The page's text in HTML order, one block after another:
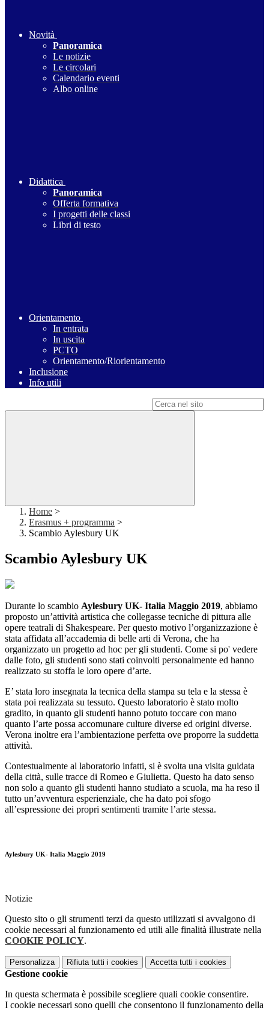
Novità
Panoramica
Le notizie
Le circolari
Calendario eventi
Albo online
Didattica
Panoramica
Offerta formativa
I progetti delle classi
Libri di testo
Orientamento
In entrata
In uscita
PCTO
Orientamento/Riorientamento
Inclusione
Info utili
Home >
Erasmus + programma >
Scambio Aylesbury UK
Scambio Aylesbury UK
Durante lo scambio Aylesbury UK- Italia Maggio 2019, abbiamo
proposto un’attività artistica che collegasse tecniche di pittura alle
opere teatrali di Shakespeare. Per questo motivo l’organizzazione è
stata affidata all’accademia di belle arti di Verona, che ha
organizzato un progetto ad hoc per gli studenti. Come si po' vedere
dalle foto, gli studenti sono stati coinvolti personalmente ed hanno
realizzato su stoffa le loro opere d’arte.
E’ stata loro insegnata la tecnica della stampa su tela e la stessa è
stata poi realizzata su tessuto. Questo laboratorio è stato molto
gradito, in quanto gli studenti hanno potuto toccare con mano
quanto l’arte possa accomunare culture diverse ed origini diverse.
Verona inoltre era l’ambientazione perfetta ove proporre la suddetta
attività.
Contestualmente al laboratorio infatti, si è svolta una visita guidata
della città, sulle tracce di Romeo e Giulietta. Questo ha dato senso
non solo a quanto gli studenti hanno studiato a scuola, ma ha reso il
tutto un’avventura esperienziale, che ha dato poi sfogo
all’espressione dei propri sentimenti tramite l’arte stessa.
Aylesbury UK- Italia Maggio 2019
Notizie
Questo sito o gli strumenti terzi da questo utilizzati si avvalgono di
cookie necessari al funzionamento ed utili alle finalità illustrate nella
COOKIE POLICY.
Personalizza Rifiuta tutti i cookies Accetta tutti i cookies
Gestione cookie
In questa schermata è possibile scegliere quali cookie consentire.
I cookie necessari sono quelli che consentono il funzionamento della